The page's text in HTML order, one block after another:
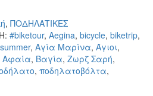
, ΠΟΔΗΛΑΤΙΚΕΣ
#biketour, Aegina, bicycle, biketrip,
, Αγία Μαρίνα, Άγιοι,
Αφαία, Βαγία, Ζωρζ Σαρή,
, ποδηλατοβόλτα,